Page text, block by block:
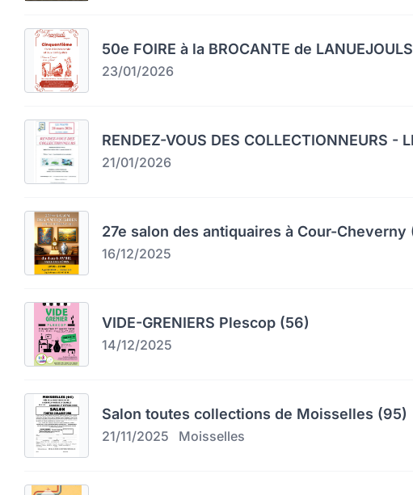
50e FOIRE à la BROCANTE de LANUEJOULS
23/01/2026
RENDEZ-VOUS DES COLLECTIONNEURS -
21/01/2026
27e salon des antiquaires à Cour-Cheverny
16/12/2025
VIDE-GRENIERS Plescop (56)
14/12/2025
Salon toutes collections de Moisselles (95)
21/11/2025 Moisselles